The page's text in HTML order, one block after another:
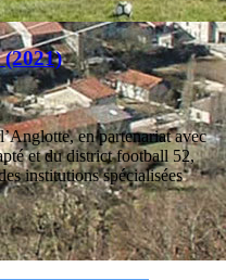
en partenariat avec
et du district football 52,
institutions spécialisées